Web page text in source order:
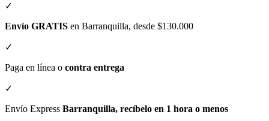
✓
Envío GRATIS en Barranquilla, desde $130.000
✓
Paga en línea o contra entrega
✓
Envío Express Barranquilla, recíbelo en 1 hora o menos